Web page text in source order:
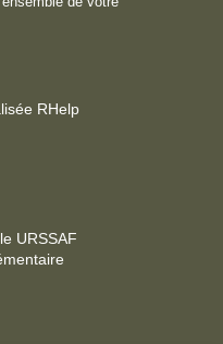
RHelp
URSSAF